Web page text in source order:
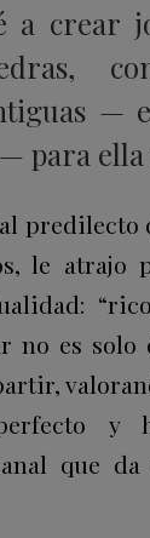
a crear
—
para ella
predilecto
le
no es solo
y
que